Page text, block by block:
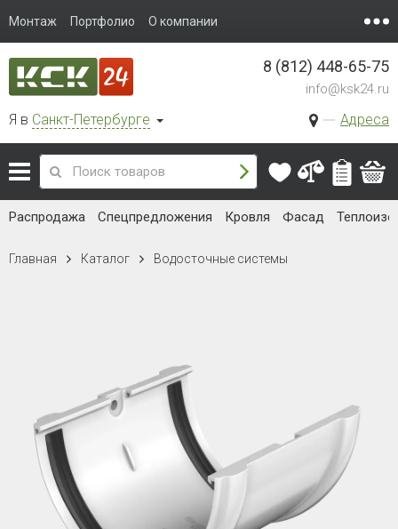
Монтаж Портфолио О компании
Я в Санкт-Петербурге Адреса
8 (812) 448-65-75
info@ksk24.ru
Распродажа Спецпредложения Кровля Фасад
Главная Каталог Водосточные системы